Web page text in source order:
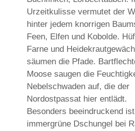
Urzeitkulisse vermutet der
hinter jedem knorrigen
Feen, Elfen und Kobolde.
Farne und
säumen die Pfade.
Moose saugen die
Nebelschwaden auf, die der
Nordostpassat hier entlädt.
Besonders beeindruckend
immergrüne Dschungel bei